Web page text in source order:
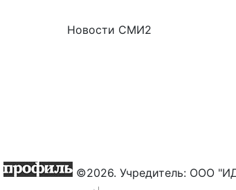
Новости СМИ2
©2026. Учредитель: ООО